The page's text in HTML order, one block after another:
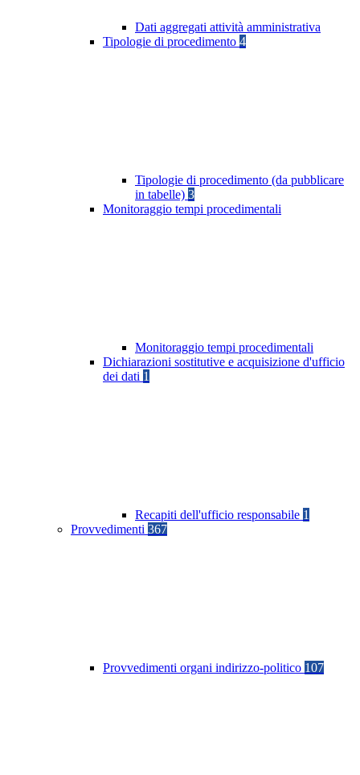
Dati aggregati attività amministrativa
Tipologie di procedimento 4
Tipologie di procedimento (da pubblicare
in tabelle) 3
Monitoraggio tempi procedimentali
Monitoraggio tempi procedimentali
Dichiarazioni sostitutive e acquisizione d'ufficio
dei dati 1
Recapiti dell'ufficio responsabile 1
Provvedimenti 367
Provvedimenti organi indirizzo-politico 107